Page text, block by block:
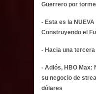
Guerrero por
- Esta es la
Construyendo el
- Hacia una
- Adiós, HBO Max:
su negocio de
dólares